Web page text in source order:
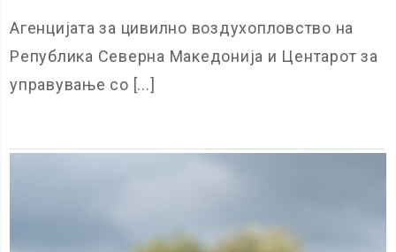
Агенцијата за цивилно воздухопловство на
Република Северна Македонија и Центарот за
управување со [...]